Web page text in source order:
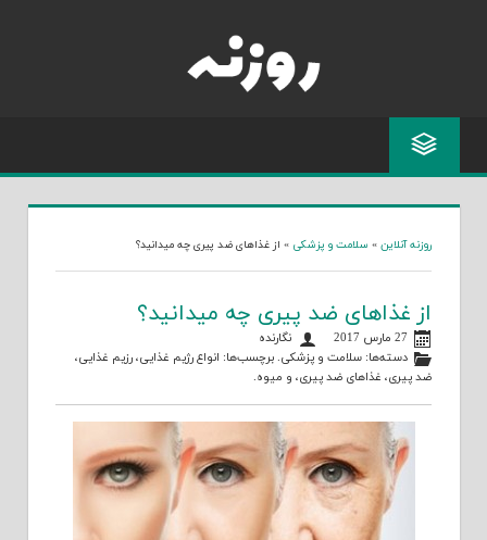
روزنه آنلاین » سلامت و پزشکی » از غذاهای ضد پیری چه میدانید؟
از غذاهای ضد پیری چه میدانید؟
27 مارس 2017
نگارنده
دسته‌ها:سلامت و پزشکی. برچسب‌ها: انواع رژیم غذایی،رزیم غذایی،
ضد پیری، غذاهای ضد پیری، و میوه.